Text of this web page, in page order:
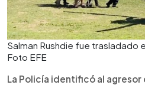
Salman Rushdie fue trasladado
Foto EFE
La Policía identificó al agresor